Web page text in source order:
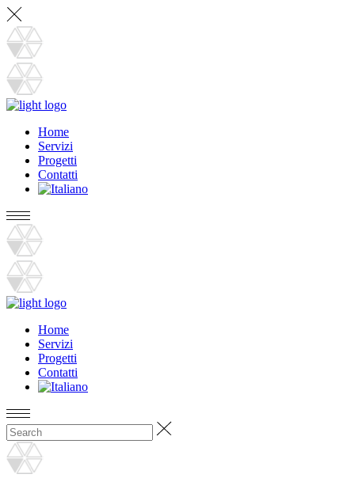
Home
Servizi
Progetti
Contatti
Home
Servizi
Progetti
Contatti